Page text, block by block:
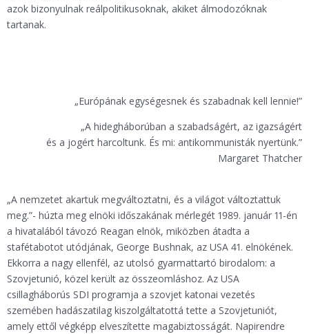
azok bizonyulnak reálpolitikusoknak, akiket álmodozóknak
tartanak.
„Európának egységesnek és szabadnak kell lennie!”
„A hidegháborúban a szabadságért, az igazságért
és a jogért harcoltunk. És mi: antikommunisták nyertünk.”
Margaret Thatcher
„A nemzetet akartuk megváltoztatni, és a világot változtattuk
meg.”- húzta meg elnöki időszakának mérlegét 1989. január 11-én
a hivatalából távozó Reagan elnök, miközben átadta a
stafétabotot utódjának, George Bushnak, az USA 41. elnökének.
Ekkorra a nagy ellenfél, az utolsó gyarmattartó birodalom: a
Szovjetunió, közel került az összeomláshoz. Az USA
csillagháborús SDI programja a szovjet katonai vezetés
szemében hadászatilag kiszolgáltatottá tette a Szovjetuniót,
amely ettől végképp elveszítette magabiztosságát. Napirendre